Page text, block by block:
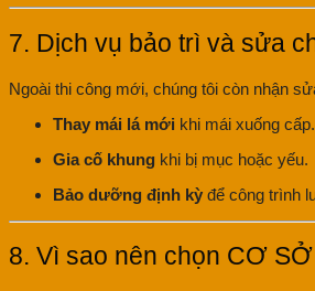
7. Dịch vụ bảo trì và sửa
Ngoài thi công mới, chúng tôi còn nhận
Thay mái lá mới khi mái xuống cấp.
Gia cố khung khi bị mục hoặc yếu.
Bảo dưỡng định kỳ để công trình
8. Vì sao nên chọn CƠ